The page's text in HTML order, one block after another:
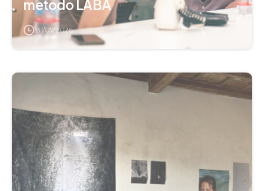
metodo LABA
31/07/2026